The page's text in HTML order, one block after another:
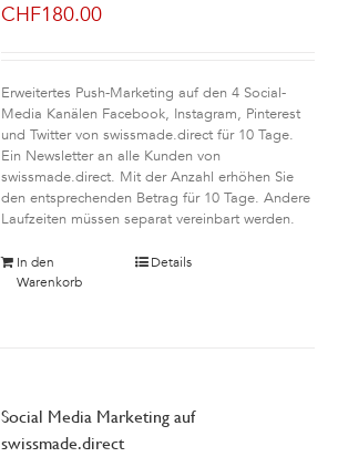
CHF180.00
Erweitertes Push-Marketing auf den 4 Social-
Media Kanälen Facebook, Instagram, Pinterest
und Twitter von swissmade.direct für 10 Tage.
Ein Newsletter an alle Kunden von
swissmade.direct. Mit der Anzahl erhöhen Sie
den entsprechenden Betrag für 10 Tage. Andere
Laufzeiten müssen separat vereinbart werden.
In den
Warenkorb
Details
Social Media Marketing auf
swissmade.direct